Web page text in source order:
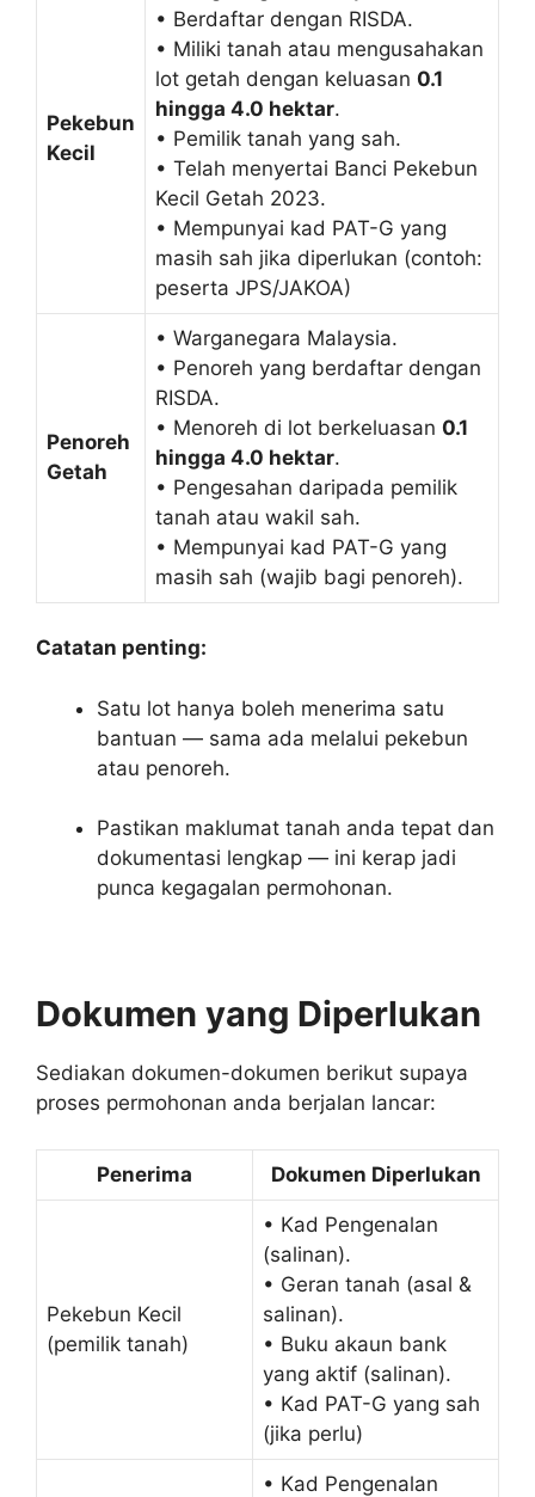
Pekebun
Kecil
• Berdaftar dengan RISDA.
• Miliki tanah atau mengusahakan
lot getah dengan keluasan 0.1
hingga 4.0 hektar.
• Pemilik tanah yang sah.
• Telah menyertai Banci Pekebun
Kecil Getah 2023.
• Mempunyai kad PAT-G yang
masih sah jika diperlukan (contoh:
peserta JPS/JAKOA)
Penoreh
Getah
• Warganegara Malaysia.
• Penoreh yang berdaftar dengan
RISDA.
• Menoreh di lot berkeluasan 0.1
hingga 4.0 hektar.
• Pengesahan daripada pemilik
tanah atau wakil sah.
• Mempunyai kad PAT-G yang
masih sah (wajib bagi penoreh).
Catatan penting:
Satu lot hanya boleh menerima satu
bantuan — sama ada melalui pekebun
atau penoreh.
Pastikan maklumat tanah anda tepat dan
dokumentasi lengkap — ini kerap jadi
punca kegagalan permohonan.
Dokumen yang Diperlukan
Sediakan dokumen-dokumen berikut supaya
proses permohonan anda berjalan lancar:
Penerima Dokumen Diperlukan
Pekebun Kecil
(pemilik tanah)
• Kad Pengenalan
(salinan).
• Geran tanah (asal &
salinan).
• Buku akaun bank
yang aktif (salinan).
• Kad PAT-G yang sah
(jika perlu)
• Kad Pengenalan